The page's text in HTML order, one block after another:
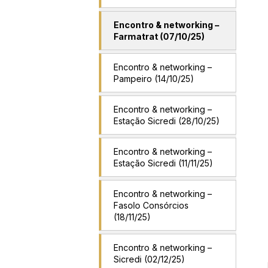
Encontro & networking –
Farmatrat (07/10/25)
Encontro & networking –
Pampeiro (14/10/25)
Encontro & networking –
Estação Sicredi (28/10/25)
Encontro & networking –
Estação Sicredi (11/11/25)
Encontro & networking –
Fasolo Consórcios
(18/11/25)
Encontro & networking –
Sicredi (02/12/25)